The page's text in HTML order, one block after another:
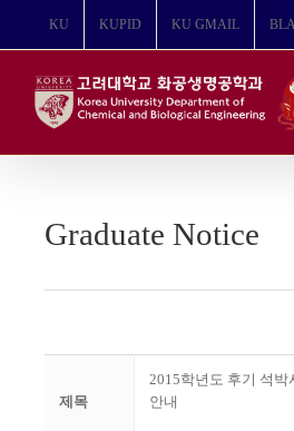
뛰
KU KUPID KU GMAIL
Graduate Notice
제목
2015학년도 후기 석박
안내